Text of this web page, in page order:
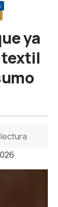
ya
textil